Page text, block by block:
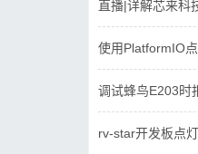
直播|详解芯来科
使用PlatformIO
调试蜂鸟E203时
rv-star开发板点